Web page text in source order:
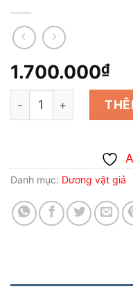
1.700.000₫
ĐỒ CHƠI CHO PHỤ
Danh mục: Dương vật giả